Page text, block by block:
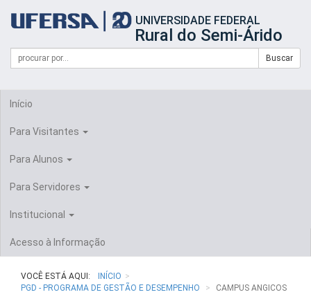
portal
UFERSA
UNIVERSIDADE FEDERAL
Rural do Semi-Árido
Formulário
Busca
Campo
de
Buscar
Início
Para Visitantes
Para Alunos
Para Servidores
Institucional
Acesso à Informação
VOCÊ ESTÁ AQUI:
INÍCIO
PGD - PROGRAMA DE GESTÃO E DESEMPENHO
CAMPUS ANGICOS